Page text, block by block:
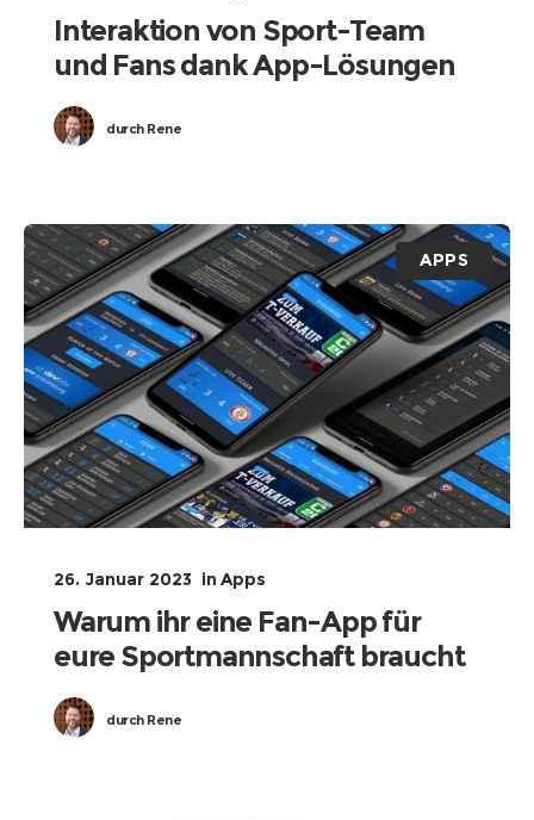
Interaktion von Sport-Team
und Fans dank App-Lösungen
durchRene
APPS
26. Januar 2023 in Apps
Warum ihr eine Fan-App für
eure Sportmannschaft braucht
durchRene